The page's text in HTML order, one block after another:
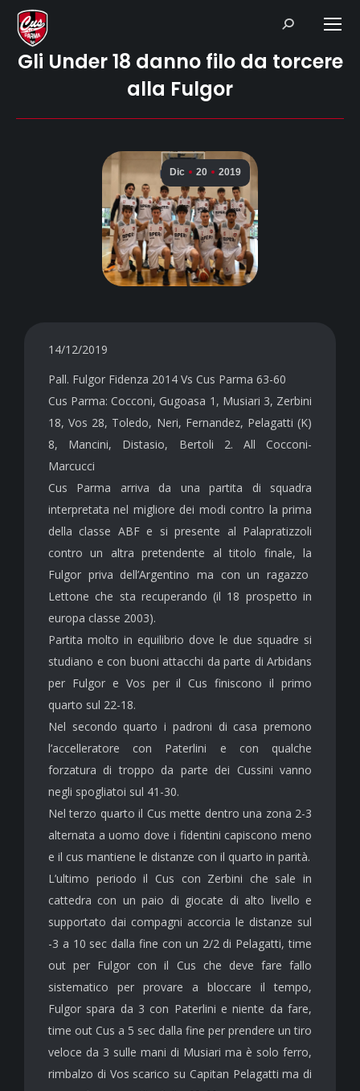
Search:
Gli Under 18 danno filo da torcere
alla Fulgor
Dic 20 2019
14/12/2019
Pall. Fulgor Fidenza 2014 Vs Cus Parma 63-60
Cus Parma: Cocconi, Gugoasa 1, Musiari 3, Zerbini
18, Vos 28, Toledo, Neri, Fernandez, Pelagatti (K)
8, Mancini, Distasio, Bertoli 2. All Cocconi-
Marcucci
Cus Parma arriva da una partita di squadra
interpretata nel migliore dei modi contro la prima
della classe ABF e si presente al Palapratizzoli
contro un altra pretendente al titolo finale, la
Fulgor priva dell’Argentino ma con un ragazzo
Lettone che sta recuperando (il 18 prospetto in
europa classe 2003).
Partita molto in equilibrio dove le due squadre si
studiano e con buoni attacchi da parte di Arbidans
per Fulgor e Vos per il Cus finiscono il primo
quarto sul 22-18.
Nel secondo quarto i padroni di casa premono
l’accelleratore con Paterlini e con qualche
forzatura di troppo da parte dei Cussini vanno
negli spogliatoi sul 41-30.
Nel terzo quarto il Cus mette dentro una zona 2-3
alternata a uomo dove i fidentini capiscono meno
e il cus mantiene le distanze con il quarto in parità.
L’ultimo periodo il Cus con Zerbini che sale in
cattedra con un paio di giocate di alto livello e
supportato dai compagni accorcia le distanze sul
-3 a 10 sec dalla fine con un 2/2 di Pelagatti, time
out per Fulgor con il Cus che deve fare fallo
sistematico per provare a bloccare il tempo,
Fulgor spara da 3 con Paterlini e niente da fare,
time out Cus a 5 sec dalla fine per prendere un tiro
veloce da 3 sulle mani di Musiari ma è solo ferro,
rimbalzo di Vos scarico su Capitan Pelagatti ma di